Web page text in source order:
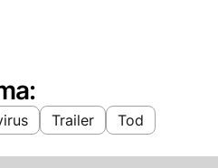
Trailer Tod